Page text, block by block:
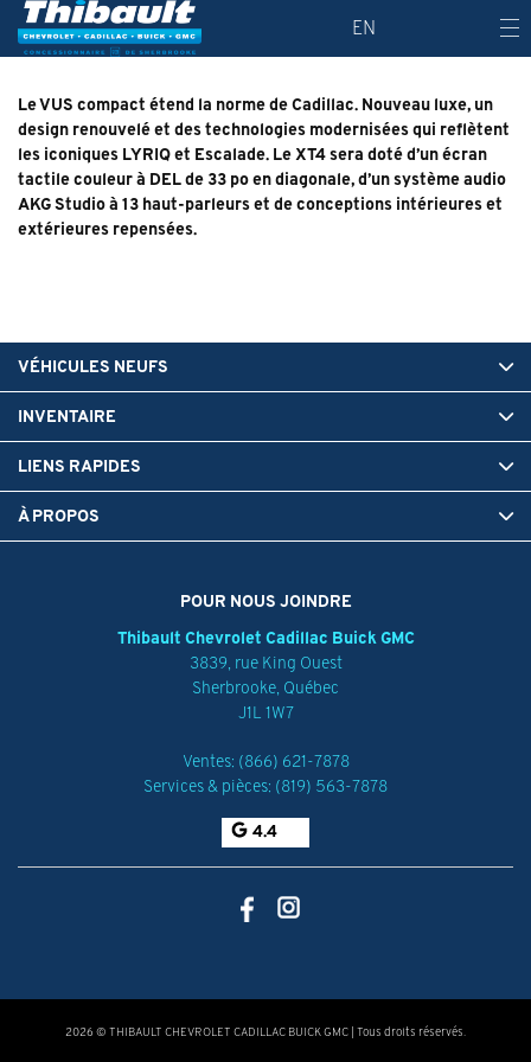
EN
Le VUS compact étend la norme de Cadillac. Nouveau luxe, un
design renouvelé et des technologies modernisées qui reflètent
les iconiques LYRIQ et Escalade. Le XT4 sera doté d’un écran
tactile couleur à DEL de 33 po en diagonale, d’un système audio
AKG Studio à 13 haut-parleurs et de conceptions intérieures et
extérieures repensées.
POUR NOUS JOINDRE
Thibault Chevrolet Cadillac Buick GMC
3839, rue King Ouest
Sherbrooke Québec
J1L 1W7
Ventes: (866) 621-7878
Services & pièces: (819) 563-7878
4.4
VÉHICULES NEUFS
INVENTAIRE
LIENS RAPIDES
À PROPOS
2026 © THIBAULT CHEVROLET CADILLAC BUICK GMC | Tous droits réservés.